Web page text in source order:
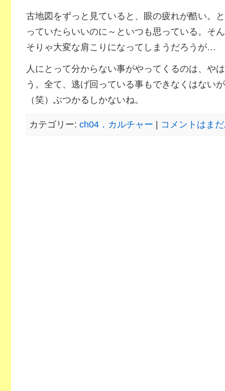
古地図をずっと見ていると、眼の疲れが酷い。
っていたらいいのに～といつも思っている。そ
そりゃ大変な肩こりになってしまうだろうが…
人にとって分からない事がやってくるのは、や
う。全て、逃げ回っている事もできなくはない
（笑）ぶつかるしかないね。
カテゴリー: ch04．カルチャー コメントはま